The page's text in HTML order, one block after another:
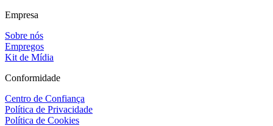
Empresa
Sobre nós
Empregos
Kit de Mídia
Conformidade
Centro de Confiança
Política de Privacidade
Política de Cookies